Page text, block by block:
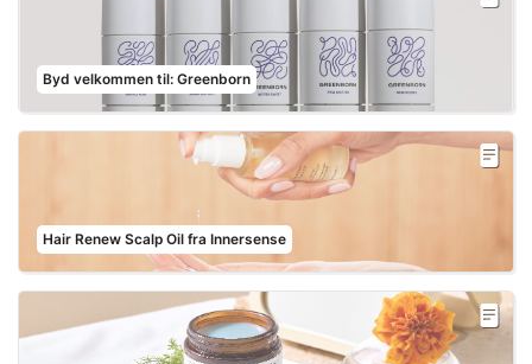
Byd velkommen til: Greenborn
Hair Renew Scalp Oil fra Innersense